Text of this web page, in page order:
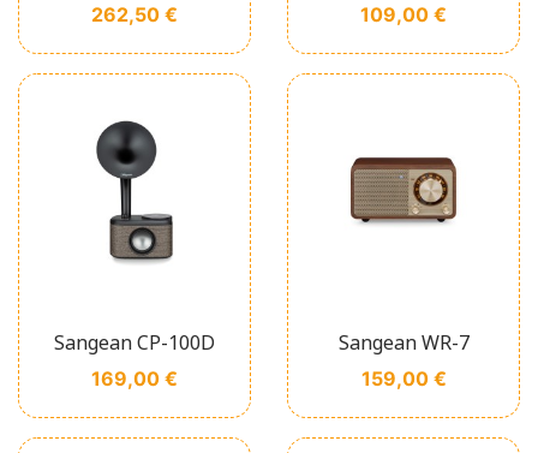
Prix
262,50 € Prix
109,00 €
Sangean CP-100D
Prix
169,00 €
Sangean WR-7
Prix
159,00 €